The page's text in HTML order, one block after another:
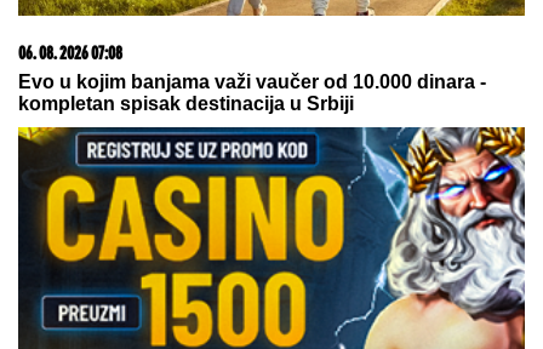
15. 07. 2026 07:44
Većina građana izgubi novac pre nego što stigne na
letovanje - ovih 7 troškova skoro niko ne planira